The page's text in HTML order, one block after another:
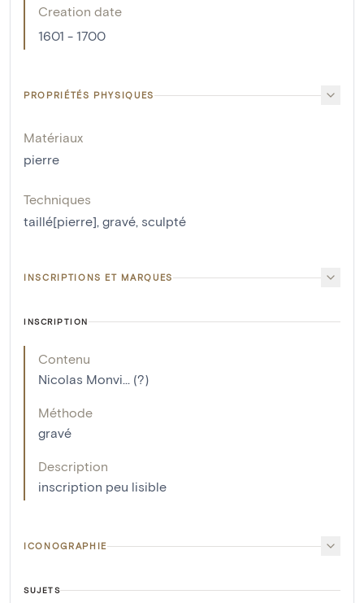
Creation date
1601 - 1700
PROPRIÉTÉS PHYSIQUES
Matériaux
pierre
Techniques
taillé[pierre], gravé, sculpté
INSCRIPTIONS ET MARQUES
INSCRIPTION
Contenu
Nicolas Monvi... (?)
Méthode
gravé
Description
inscription peu lisible
ICONOGRAPHIE
SUJETS